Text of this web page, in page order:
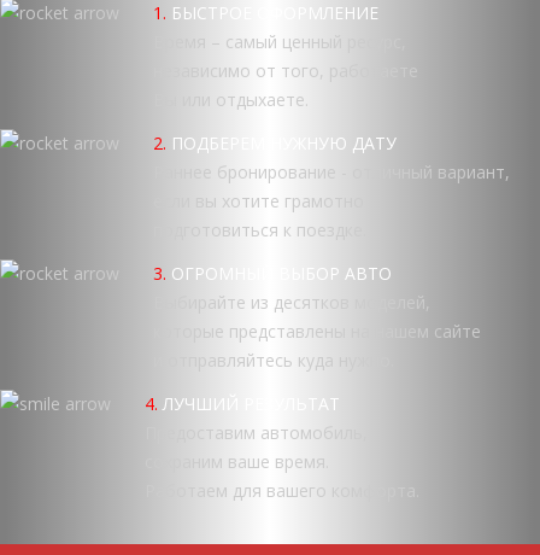
1. БЫСТРОЕ ОФОРМЛЕНИЕ
Время – самый ценный ресурс,
независимо от того, работаете
Вы или отдыхаете.
2. ПОДБЕРЕМ НУЖНУЮ ДАТУ
Раннее бронирование - отличный вариант,
если вы хотите грамотно
подготовиться к поездке.
3. ОГРОМНЫЙ ВЫБОР АВТО
Выбирайте из десятков моделей,
которые представлены на нашем сайте
и отправляйтесь куда нужно.
4.ЛУЧШИЙ РЕЗУЛЬТАТ
Предоставим автомобиль,
сохраним ваше время.
Работаем для вашего комфорта.